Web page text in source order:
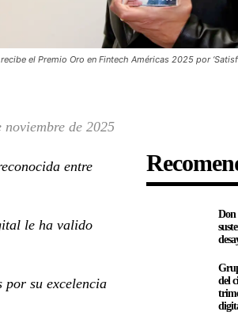
el Premio Oro en Fintech Américas 2025 por
noviembre de 2025
entre
le ha valido
por su excelencia
Don
del